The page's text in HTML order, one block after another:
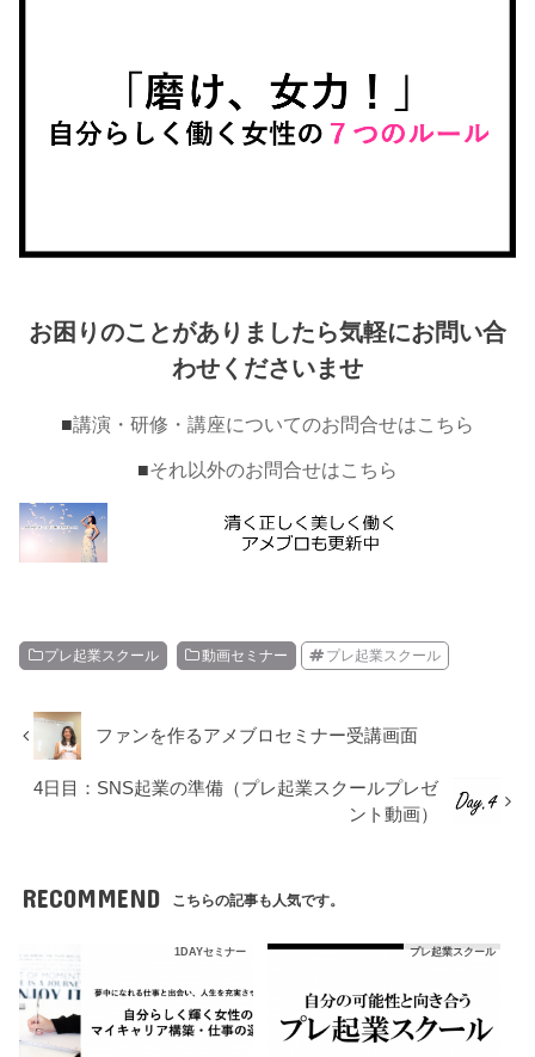
お困りのことがありましたら気軽にお問い合
わせくださいませ
■講演・研修・講座についてのお問合せはこちら
■それ以外のお問合せはこちら
プレ起業スクール 動画セミナー プレ起業スクール
ファンを作るアメブロセミナー受講画面
4日目：SNS起業の準備（プレ起業スクールプレゼ
ント動画）
RECOMMEND こちらの記事も人気です。
1DAYセミナー プレ起業スクール